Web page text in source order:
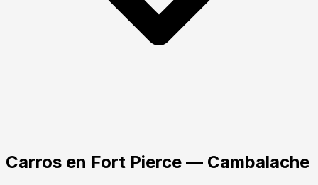
Carros en Fort Pierce — Cambalache